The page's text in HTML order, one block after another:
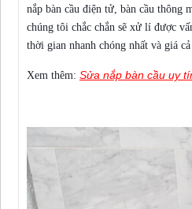
nắp bàn cầu điện tử, bàn cầu thông
chúng tôi chắc chắn sẽ xử lí được
thời gian nhanh chóng nhất và giá
Xem thêm: Sửa nắp bàn cầu uy